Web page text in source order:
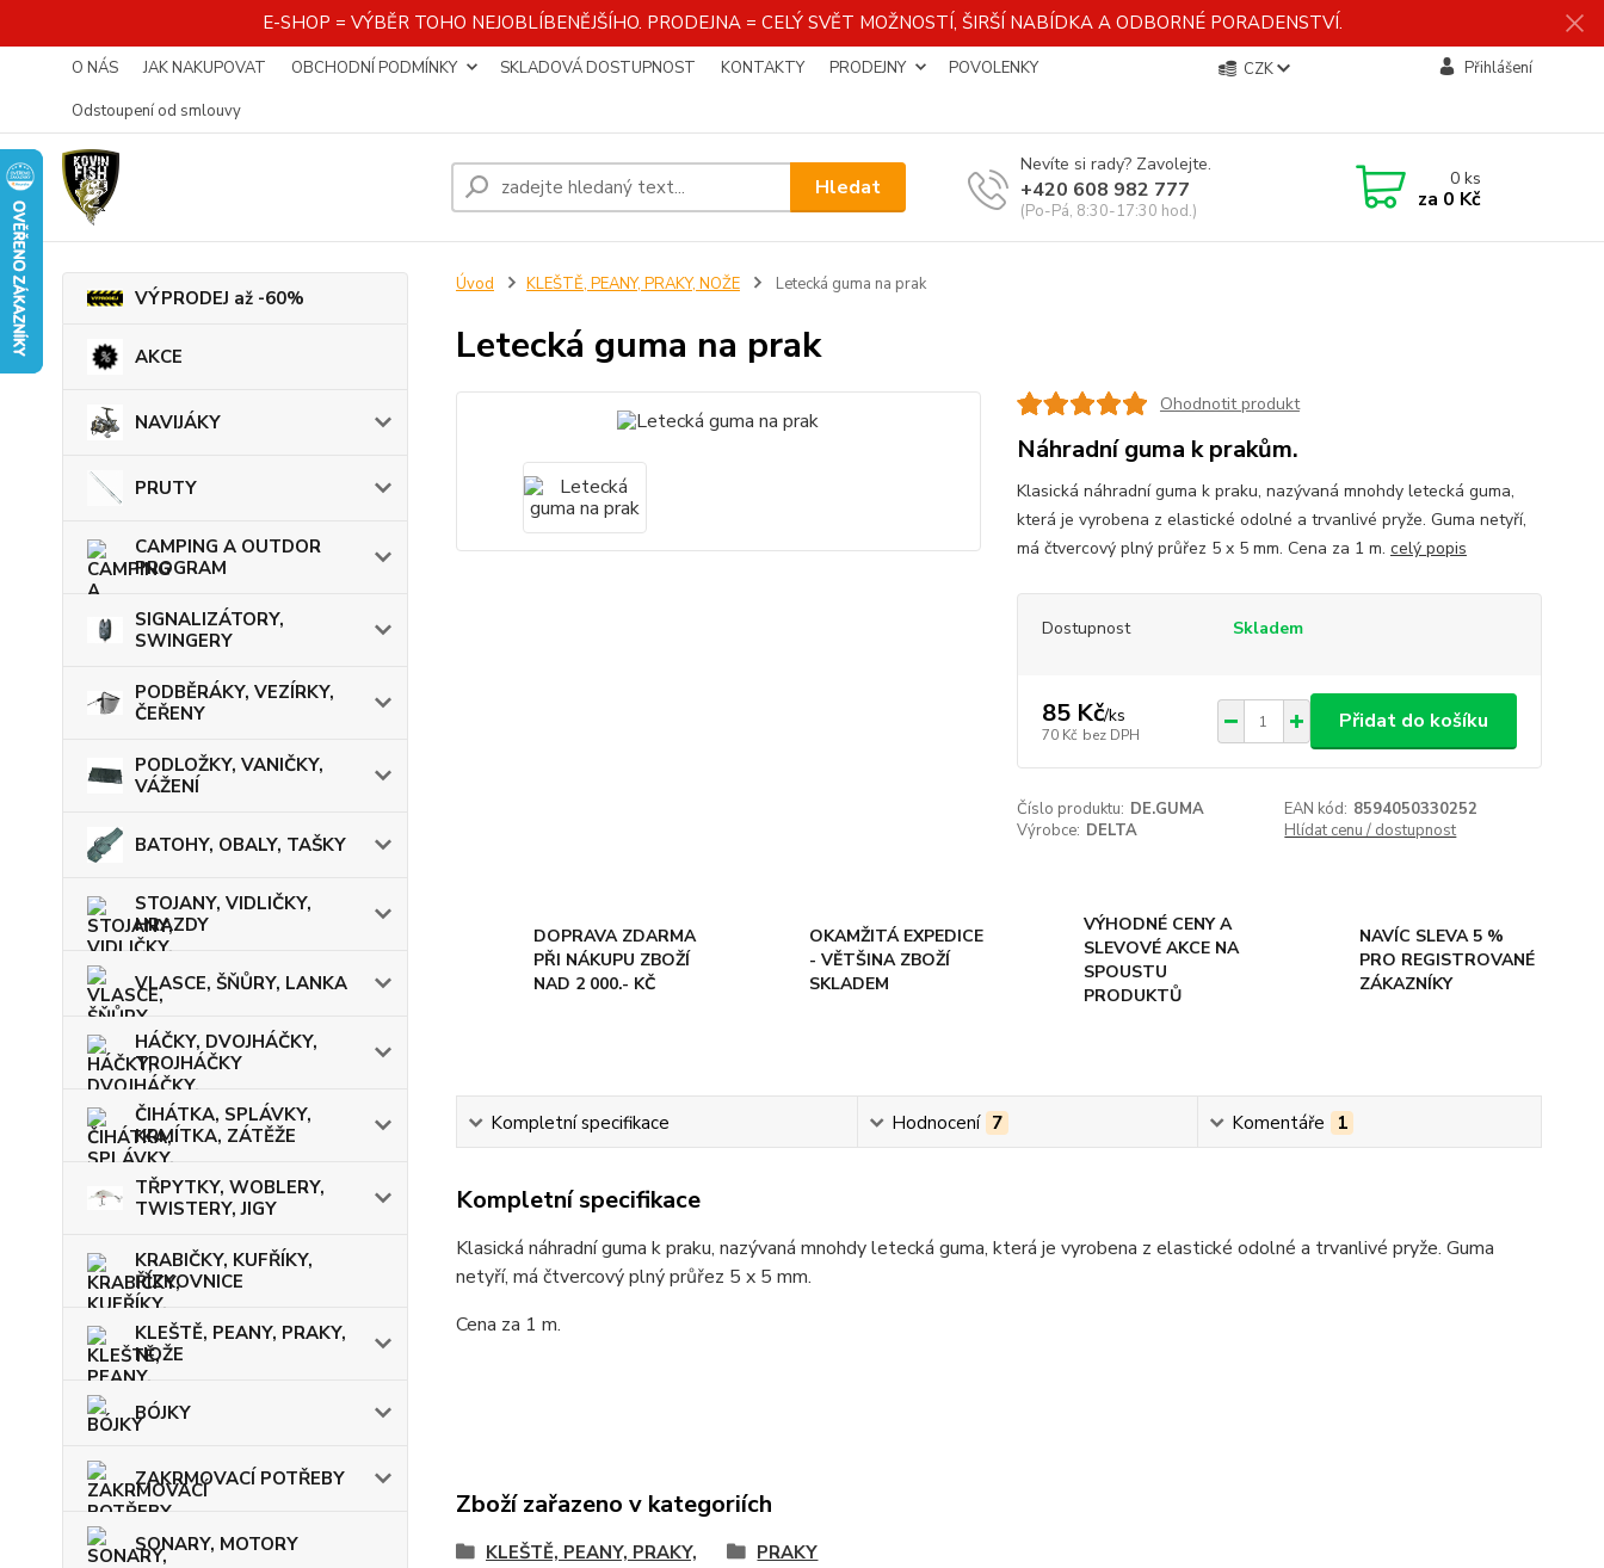
E-SHOP = VÝBĚR TOHO NEJOBLÍBENĚJŠÍHO. PRODEJNA = CELÝ SVĚT MOŽNOSTÍ, ŠIRŠÍ NABÍDKA A ODBORNÉ PORADENSTVÍ.
O NÁS JAK NAKUPOVAT OBCHODNÍ PODMÍNKY SKLADOVÁ DOSTUPNOST KONTAKTY PRODEJNY
POVOLENKY
Odstoupení od smlouvy
CZK Přihlášení
Hledat
Nevíte si rady? Zavolejte.
+420 608 982 777
(Po-Pá, 8:30-17:30 hod.)
0ks
za 0 Kč
VÝPRODEJ až -60%
AKCE
NAVIJÁKY
PRUTY
CAMPING A OUTDOR
PROGRAM
SIGNALIZÁTORY,
SWINGERY
PODBĚRÁKY, VEZÍRKY,
ČEŘENY
PODLOŽKY, VANIČKY,
VÁŽENÍ
BATOHY, OBALY, TAŠKY
STOJANY, VIDLIČKY,
HRAZDY
VLASCE, ŠŇŮRY, LANKA
HÁČKY, DVOJHÁČKY,
TROJHÁČKY
ČIHÁTKA, SPLÁVKY,
KRMÍTKA, ZÁTĚŽE
TŘPYTKY, WOBLERY,
TWISTERY, JIGY
KRABIČKY, KUFŘÍKY,
ŘÍZKOVNICE
KLEŠTĚ, PEANY, PRAKY,
NOŽE
BÓJKY
ZAKRMOVACÍ POTŘEBY
SONARY, MOTORY
Úvod KLEŠTĚ, PEANY, PRAKY, NOŽE Letecká guma na prak
Letecká guma na prak
Ohodnotit produkt
Náhradní guma k prakům.
Klasická náhradní guma k praku, nazývaná mnohdy letecká guma,
která je vyrobena z elastické odolné a trvanlivé pryže. Guma netyří,
má čtvercový plný průřez 5 x 5 mm. Cena za 1 m. celý popis
Dostupnost Skladem
85 Kč/ks
70 Kč bez DPH
Přidat do košíku
Číslo produktu: DE.GUMA EAN kód: 8594050330252
Výrobce: DELTA Hlídat cenu / dostupnost
DOPRAVA ZDARMA
PŘI NÁKUPU ZBOŽÍ
NAD 2 000.- KČ
OKAMŽITÁ EXPEDICE
- VĚTŠINA ZBOŽÍ
SKLADEM
VÝHODNÉ CENY A
SLEVOVÉ AKCE NA
SPOUSTU
PRODUKTŮ
NAVÍC SLEVA 5 %
PRO REGISTROVANÉ
ZÁKAZNÍKY
Kompletní specifikace Hodnocení 7 Komentáře 1
Kompletní specifikace
Klasická náhradní guma k praku, nazývaná mnohdy letecká guma, která je vyrobena z elastické odolné a trvanlivé pryže. Guma
netyří, má čtvercový plný průřez 5 x 5 mm.
Cena za 1 m.
Zboží zařazeno v kategoriích
KLEŠTĚ, PEANY, PRAKY,
PRAKY